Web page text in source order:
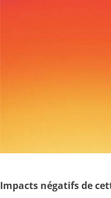
Impacts négatifs de